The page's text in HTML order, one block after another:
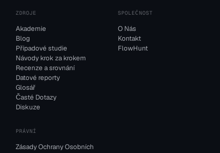
ZDROJE
Akademie
Blog
Případové studie
Návody krok za krokem
Recenze a srovnání
Datové reporty
Glosář
Časté Dotazy
Diskuze
SPOLEČNOST
O Nás
Kontakt
FlowHunt
PRÁVNÍ
Zásady Ochrany Osobních